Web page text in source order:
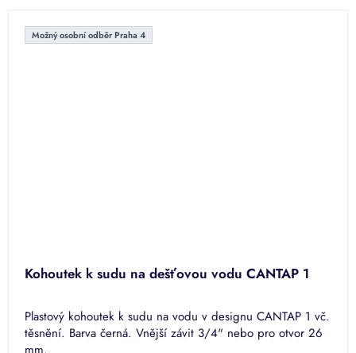
Možný osobní odběr Praha 4
Kohoutek k sudu na dešťovou vodu CANTAP 1
Plastový kohoutek k sudu na vodu v designu CANTAP 1 vč.
těsnění. Barva černá. Vnější závit 3/4" nebo pro otvor 26